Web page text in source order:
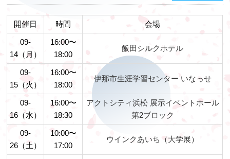
開催日 時間 会場
09-
14（月）
16:00〜
18:00
飯田シルクホテル
09-
15（火）
16:00〜
18:00
伊那市生涯学習センター いなっせ
09-
16（水）
16:00〜
18:30
アクトシティ浜松 展示イベントホール
第2ブロック
09-
26（土）
10:00〜
17:00
ウインクあいち（大学展）